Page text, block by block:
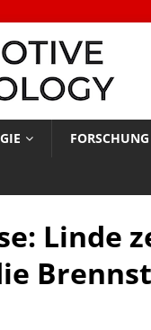
Linde